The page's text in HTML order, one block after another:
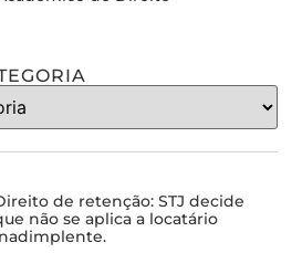
de retenção: STJ decide
não se aplica a locatário